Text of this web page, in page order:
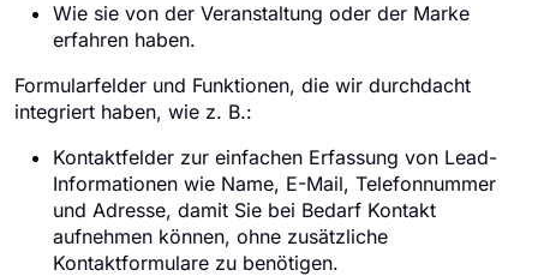
Wie sie von der Veranstaltung oder der Marke
erfahren haben.
Formularfelder und Funktionen, die wir durchdacht
integriert haben, wie z. B.:
Kontaktfelder zur einfachen Erfassung von Lead-
Informationen wie Name, E-Mail, Telefonnummer
und Adresse, damit Sie bei Bedarf Kontakt
aufnehmen können, ohne zusätzliche
Kontaktformulare zu benötigen.